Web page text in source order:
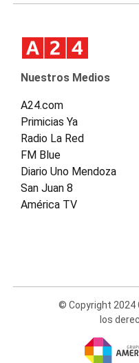
Nuestros Medios
A24.com
Primicias Ya
Radio La Red
FM Blue
Diario Uno Mendoza
San Juan 8
América TV
© Copyright 2024
los